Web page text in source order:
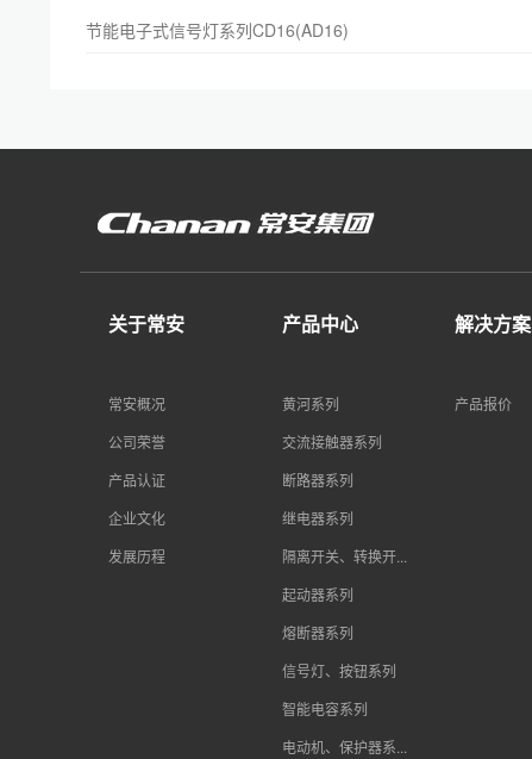
节能电子式信号灯系列CD16(AD16)
关于常安
常安概况
公司荣誉
产品认证
企业文化
发展历程
产品中心
黄河系列
交流接触器系列
断路器系列
继电器系列
隔离开关、转换开...
起动器系列
熔断器系列
信号灯、按钮系列
智能电容系列
电动机、保护器系...
解决方案
产品报价